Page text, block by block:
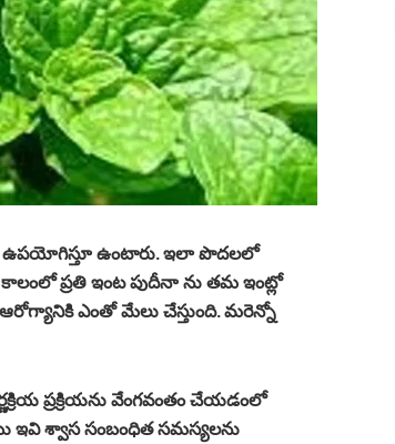
ఉంటారు. ఇలా పొదలలో
ప్రతి ఇంట పుదీనా ను తమ ఇంట్లో
ఎంతో మేలు చేస్తుంది. మరెన్నో
ప్రక్రియను వేంగవంతం చేయడంలో
శ్వాస సంబంధిత సమస్యలను